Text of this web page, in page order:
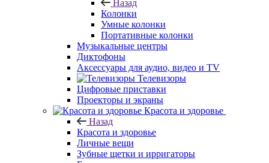
Назад
Колонки
Умные колонки
Портативные колонки
Музыкальные центры
Диктофоны
Аксессуары для аудио, видео и TV
Телевизоры
Цифровые приставки
Проекторы и экраны
Красота и здоровье
Назад
Красота и здоровье
Личные вещи
Зубные щетки и ирригаторы